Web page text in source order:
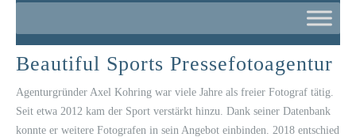
Beautiful Sports Pressefotoagentur
Agenturgründer Axel Kohring war viele Jahre als freier Fotograf tätig.
Seit etwa 2012 kam der Sport verstärkt hinzu. Dank seiner Datenbank
konnte er weitere Fotografen in sein Angebot einbinden. 2018 entschied